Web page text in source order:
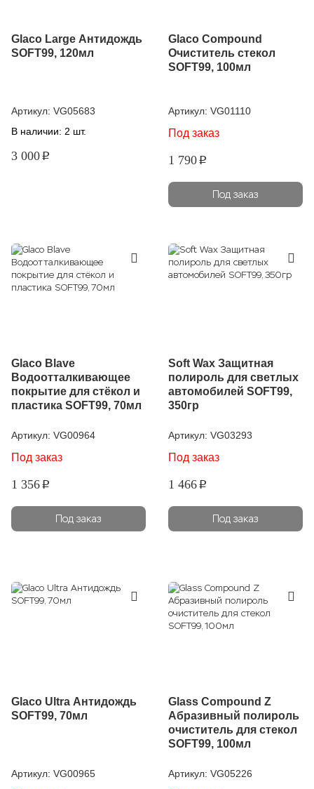
Glaco Large Антидождь
SOFT99, 120мл
Артикул: VG05683
В наличии: 2 шт.
3 000p
Glaco Compound
Очиститель стекол
SOFT99, 100мл
Артикул: VG01110
Под заказ
1 790p
Под заказ
Glaco Blave
Водоотталкивающее
покрытие для стёкол и
пластика SOFT99, 70мл
Артикул: VG00964
Под заказ
1 356p
Под заказ
Soft Wax Защитная
полироль для светлых
автомобилей SOFT99,
350гр
Артикул: VG03293
Под заказ
1 466p
Под заказ
Glaco Ultra Антидождь
SOFT99, 70мл
Артикул: VG00965
Glass Compound Z
Абразивный полироль
очиститель для стекол
SOFT99, 100мл
Артикул: VG05226